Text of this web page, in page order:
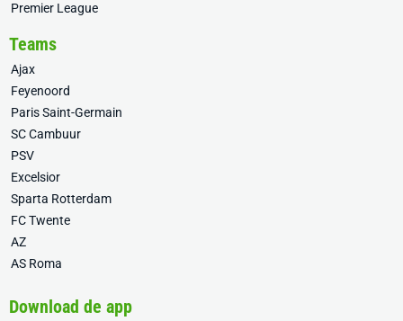
Premier League
Teams
Ajax
Feyenoord
Paris Saint-Germain
SC Cambuur
PSV
Excelsior
Sparta Rotterdam
FC Twente
AZ
AS Roma
Download de app